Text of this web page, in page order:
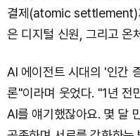
결제(atomic settlement)
은 디지털 신원, 그리고 온
AI 에이전트 시대의 '인간
론"이라며 웃었다. "1년 전
AI를 얘기했잖아요. 몇 달